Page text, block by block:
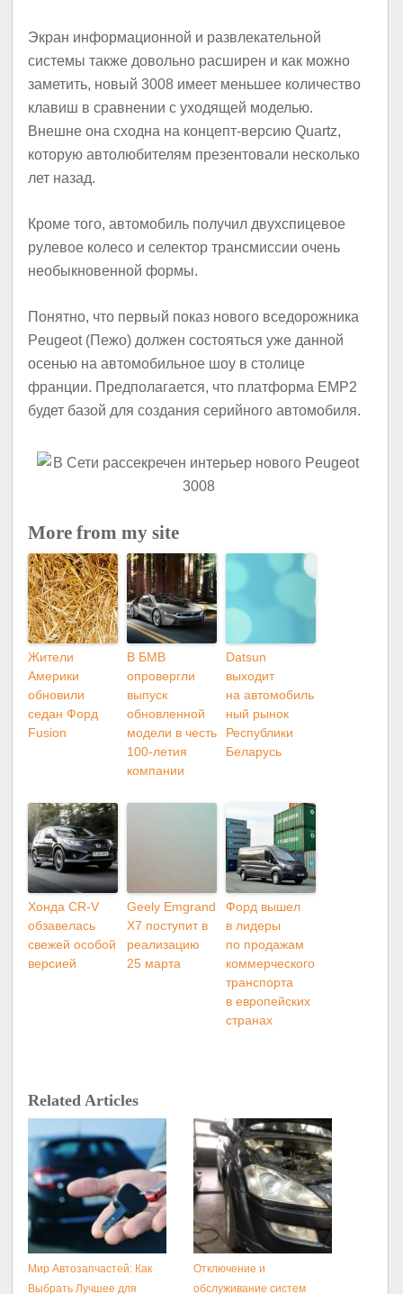
Экран информационной и развлекательной
системы также довольно расширен и как можно
заметить, новый 3008 имеет меньшее количество
клавиш в сравнении с уходящей моделью.
Внешне она сходна на концепт-версию Quartz,
которую автолюбителям презентовали несколько
лет назад.
Кроме того, автомобиль получил двухспицевое
рулевое колесо и селектор трансмиссии очень
необыкновенной формы.
Понятно, что первый показ нового вседорожника
Peugeot (Пежо) должен состояться уже данной
осенью на автомобильное шоу в столице
франции. Предполагается, что платформа EMP2
будет базой для создания серийного автомобиля.
More from my site
Жители
Америки
обновили
седан Форд
Fusion
В БМВ
опровергли
выпуск
обновленной
модели в честь
100-летия
компании
Datsun
выходит
на автомобиль
ный рынок
Республики
Беларусь
Хонда CR-V
обзавелась
свежей особой
версией
Geely Emgrand
X7 поступит в
реализацию
25 марта
Форд вышел
в лидеры
по продажам
коммерческого
транспорта
в европейских
странах
Related Articles
Мир Автозапчастей: Как
Выбрать Лучшее для
Отключение и
обслуживание систем